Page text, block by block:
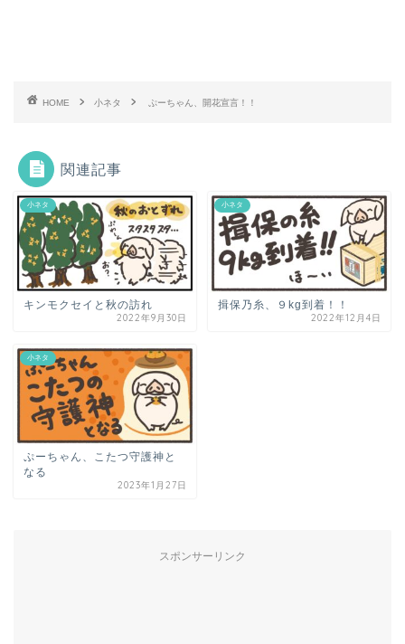
HOME 小ネタ ぷーちゃん、開花宣言！！
関連記事
小ネタ
キンモクセイと秋の訪れ
2022年9月30日
小ネタ
揖保乃糸、９kg到着！！
2022年12月4日
小ネタ
ぷーちゃん、こたつ守護神と
なる
2023年1月27日
スポンサーリンク